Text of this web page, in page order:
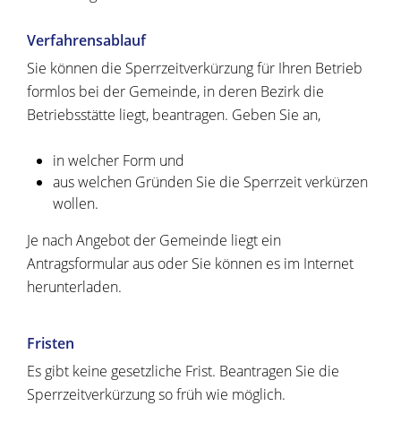
Verfahrensablauf
Sie können die Sperrzeitverkürzung für Ihren Betrieb
formlos bei der Gemeinde, in deren Bezirk die
Betriebsstätte liegt, beantragen. Geben Sie an,
in welcher Form und
aus welchen Gründen Sie die Sperrzeit verkürzen
wollen.
Je nach Angebot der Gemeinde liegt ein
Antragsformular aus oder Sie können es im Internet
herunterladen.
Fristen
Es gibt keine gesetzliche Frist. Beantragen Sie die
Sperrzeitverkürzung so früh wie möglich.